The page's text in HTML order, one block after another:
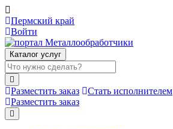
Пермский край
Войти
Каталог услуг
Разместить заказ
Стать исполнителем
Разместить заказ